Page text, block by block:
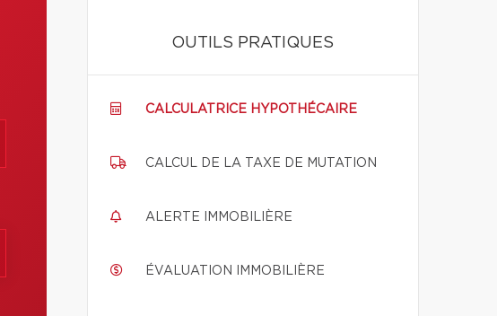
OUTILS PRATIQUES
CALCULATRICE HYPOTHÉCAIRE
CALCUL DE LA TAXE DE MUTATION
ALERTE IMMOBILIÈRE
ÉVALUATION IMMOBILIÈRE